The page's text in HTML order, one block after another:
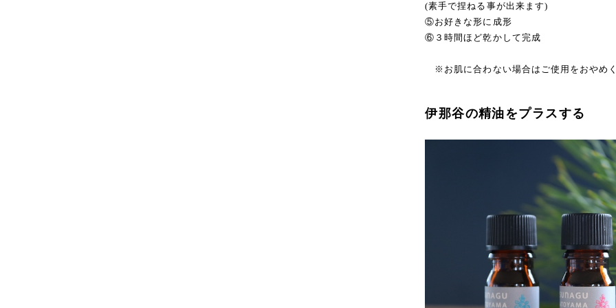
(素手で捏ねる事が出来ます)
⑤お好きな形に成形
⑥３時間ほど乾かして完成
※お肌に合わない場合はご使用をおやめ
伊那谷の精油をプラスする